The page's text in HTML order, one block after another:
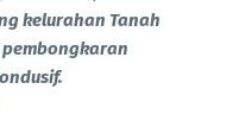
kelurahan Tanah